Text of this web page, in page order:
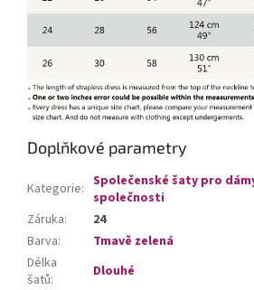
Doplňkové parametry
Kategorie: Společenské šaty pro
společnosti
Záruka:
24
Barva:
Tmavě zelená
Délka
šatů: Dlouhé